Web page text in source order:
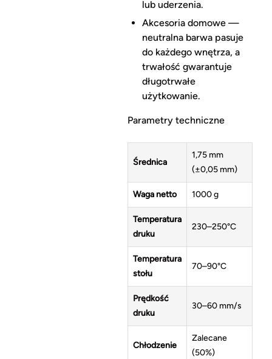
lub uderzenia.
Akcesoria domowe —
neutralna barwa pasuje
do każdego wnętrza, a
trwałość gwarantuje
długotrwałe
użytkowanie.
Parametry techniczne
Średnica
1,75 mm
(±0,05 mm)
Waga netto 1000 g
Temperatura
druku
230–250°C
Temperatura
stołu
70–90°C
Prędkość
druku
30–60 mm/s
Chłodzenie
Zalecane
(50%)